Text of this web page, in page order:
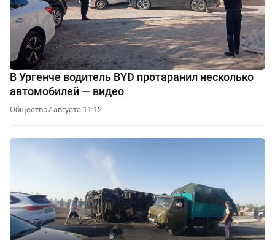
В Ургенче водитель BYD протаранил несколько
автомобилей — видео
Общество7 августа 11:12